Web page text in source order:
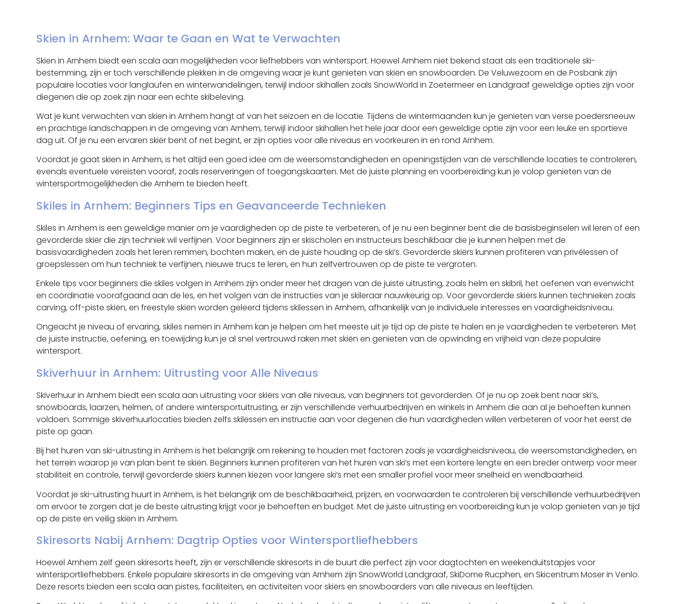
Skien in Arnhem: Waar te Gaan en Wat te Verwachten
Skien in Arnhem biedt een scala aan mogelijkheden voor liefhebbers van wintersport. Hoewel Arnhem niet bekend staat als een traditionele ski-
bestemming, zijn er toch verschillende plekken in de omgeving waar je kunt genieten van skiën en snowboarden. De Veluwezoom en de Posbank zijn
populaire locaties voor langlaufen en winterwandelingen, terwijl indoor skihallen zoals SnowWorld in Zoetermeer en Landgraaf geweldige opties zijn voor
diegenen die op zoek zijn naar een echte skibeleving.
Wat je kunt verwachten van skien in Arnhem hangt af van het seizoen en de locatie. Tijdens de wintermaanden kun je genieten van verse poedersneeuw
en prachtige landschappen in de omgeving van Arnhem, terwijl indoor skihallen het hele jaar door een geweldige optie zijn voor een leuke en sportieve
dag uit. Of je nu een ervaren skiër bent of net begint, er zijn opties voor alle niveaus en voorkeuren in en rond Arnhem.
Voordat je gaat skien in Arnhem, is het altijd een goed idee om de weersomstandigheden en openingstijden van de verschillende locaties te controleren,
evenals eventuele vereisten vooraf, zoals reserveringen of toegangskaarten. Met de juiste planning en voorbereiding kun je volop genieten van de
wintersportmogelijkheden die Arnhem te bieden heeft.
Skiles in Arnhem: Beginners Tips en Geavanceerde Technieken
Skiles in Arnhem is een geweldige manier om je vaardigheden op de piste te verbeteren, of je nu een beginner bent die de basisbeginselen wil leren of een
gevorderde skiër die zijn techniek wil verfijnen. Voor beginners zijn er skischolen en instructeurs beschikbaar die je kunnen helpen met de
basisvaardigheden zoals het leren remmen, bochten maken, en de juiste houding op de ski’s. Gevorderde skiërs kunnen profiteren van privélessen of
groepslessen om hun techniek te verfijnen, nieuwe trucs te leren, en hun zelfvertrouwen op de piste te vergroten.
Enkele tips voor beginners die skiles volgen in Arnhem zijn onder meer het dragen van de juiste uitrusting, zoals helm en skibril, het oefenen van evenwicht
en coördinatie voorafgaand aan de les, en het volgen van de instructies van je skileraar nauwkeurig op. Voor gevorderde skiërs kunnen technieken zoals
carving, off-piste skiën, en freestyle skiën worden geleerd tijdens skilessen in Arnhem, afhankelijk van je individuele interesses en vaardigheidsniveau.
Ongeacht je niveau of ervaring, skiles nemen in Arnhem kan je helpen om het meeste uit je tijd op de piste te halen en je vaardigheden te verbeteren. Met
de juiste instructie, oefening, en toewijding kun je al snel vertrouwd raken met skiën en genieten van de opwinding en vrijheid van deze populaire
wintersport.
Skiverhuur in Arnhem: Uitrusting voor Alle Niveaus
Skiverhuur in Arnhem biedt een scala aan uitrusting voor skiërs van alle niveaus, van beginners tot gevorderden. Of je nu op zoek bent naar ski’s,
snowboards, laarzen, helmen, of andere wintersportuitrusting, er zijn verschillende verhuurbedrijven en winkels in Arnhem die aan al je behoeften kunnen
voldoen. Sommige skiverhuurlocaties bieden zelfs skilessen en instructie aan voor degenen die hun vaardigheden willen verbeteren of voor het eerst de
piste op gaan.
Bij het huren van ski-uitrusting in Arnhem is het belangrijk om rekening te houden met factoren zoals je vaardigheidsniveau, de weersomstandigheden, en
het terrein waarop je van plan bent te skiën. Beginners kunnen profiteren van het huren van ski’s met een kortere lengte en een breder ontwerp voor meer
stabiliteit en controle, terwijl gevorderde skiërs kunnen kiezen voor langere ski’s met een smaller profiel voor meer snelheid en wendbaarheid.
Voordat je ski-uitrusting huurt in Arnhem, is het belangrijk om de beschikbaarheid, prijzen, en voorwaarden te controleren bij verschillende verhuurbedrijven
om ervoor te zorgen dat je de beste uitrusting krijgt voor je behoeften en budget. Met de juiste uitrusting en voorbereiding kun je volop genieten van je tijd
op de piste en veilig skiën in Arnhem.
Skiresorts Nabij Arnhem: Dagtrip Opties voor Wintersportliefhebbers
Hoewel Arnhem zelf geen skiresorts heeft, zijn er verschillende skiresorts in de buurt die perfect zijn voor dagtochten en weekenduitstapjes voor
wintersportliefhebbers. Enkele populaire skiresorts in de omgeving van Arnhem zijn SnowWorld Landgraaf, SkiDome Rucphen, en Skicentrum Moser in Venlo.
Deze resorts bieden een scala aan pistes, faciliteiten, en activiteiten voor skiërs en snowboarders van alle niveaus en leeftijden.